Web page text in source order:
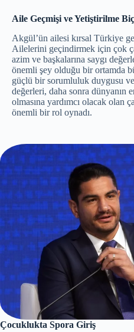
Aile Geçmişi ve Yetiştirilme
Akgül’ün ailesi kırsal Türkiye
Ailelerini geçindirmek için çok
azim ve başkalarına saygı
önemli şey olduğu bir ortamda
güçlü bir sorumluluk duygusu
değerleri, daha sonra dünyanın
olmasına yardımcı olacak olan
önemli bir rol oynadı.
Çocuklukta Spora Giriş